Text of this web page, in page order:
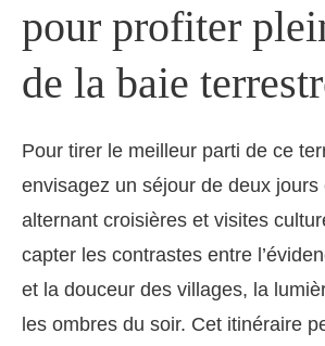
pour profiter
de la baie
Pour tirer le meilleur parti de ce
envisagez un séjour de deux jours
alternant croisières et visites
capter les contrastes entre
et la douceur des villages, la
les ombres du soir. Cet itinéraire